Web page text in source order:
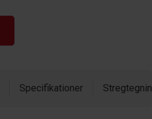
Specifikationer